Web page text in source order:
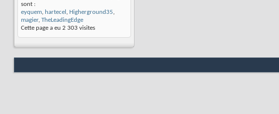
sont :
eyquem, hartecel , Higherground35,
magier, TheLeadingEdge
Cette page a eu 2 303 visites